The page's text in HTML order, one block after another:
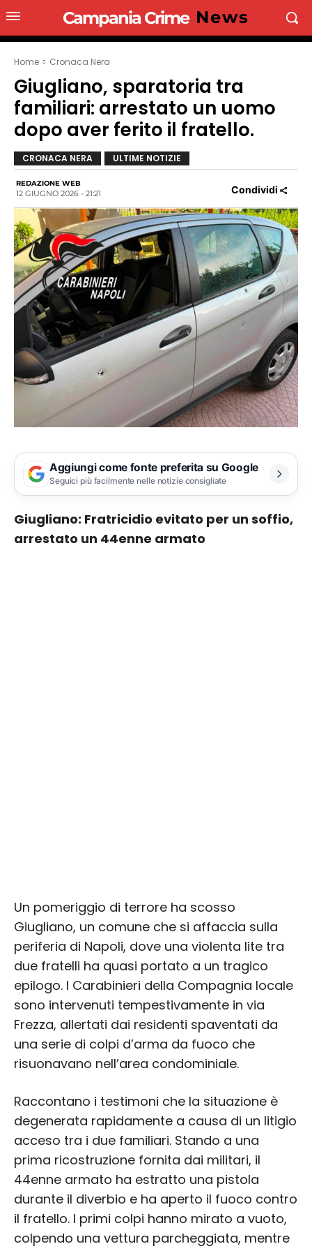
Campania Crime News
Home Cronaca Nera
Giugliano, sparatoria tra
familiari: arrestato un uomo
dopo aver ferito il fratello.
CRONACA NERA ULTIME NOTIZIE
REDAZIONE WEB
12 GIUGNO 2026 - 21:21 Condividi
Aggiungi come fonte preferita su Google
Seguici più facilmente nelle notizie consigliate
Giugliano: Fratricidio evitato per un soffio,
arrestato un 44enne armato
Un pomeriggio di terrore ha scosso
Giugliano, un comune che si affaccia sulla
periferia di Napoli, dove una violenta lite tra
due fratelli ha quasi portato a un tragico
epilogo. I Carabinieri della Compagnia locale
sono intervenuti tempestivamente in via
Frezza, allertati dai residenti spaventati da
una serie di colpi d’arma da fuoco che
risuonavano nell’area condominiale.
Raccontano i testimoni che la situazione è
degenerata rapidamente a causa di un litigio
acceso tra i due familiari. Stando a una
prima ricostruzione fornita dai militari, il
44enne armato ha estratto una pistola
durante il diverbio e ha aperto il fuoco contro
il fratello. I primi colpi hanno mirato a vuoto,
colpendo una vettura parcheggiata, mentre